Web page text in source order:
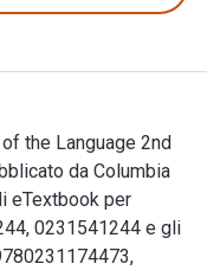
the Language 2nd
da Columbia
eTextbook per
0231541244 e gli